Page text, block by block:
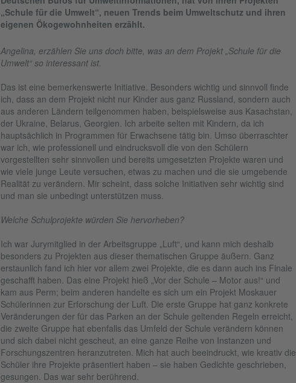
„Schule für die Umwelt“, neuen Trends beim Umweltschutz und ihren
eigenen Ökogewohnheiten erzählt.
Angelina, erzählen Sie uns doch bitte, was an dem Projekt „Schule für die
Umwelt“ so interessant ist.
Das ist eine bemerkenswerte Initiative. Besonders wichtig und sinnvoll finde
ich, dass an dem Projekt nicht nur Kinder aus ganz Russland, sondern auch
aus anderen Ländern teilgenommen haben, beispielsweise aus Kasachstan,
der Ukraine, Belarus, Georgien. Ich arbeite selten mit Kindern, da ich
hauptsächlich in Programmen für Erwachsene tätig bin. Umso überraschter
war ich, wie professionell und eindrucksvoll die von den Schülern
vorgestellten sehr sinnvollen und bereits umgesetzten Projekte waren und
wie viele junge Leute versuchen, etwas zu machen und die sie umgebende
Realität zu verändern. Mir scheint, dass solche Initiativen sehr wichtig sind
und man sie unbedingt unterstützen muss.
Welche Schulprojekte würden Sie hervorheben?
Ich war Jurymitglied in der Arbeitsgruppe „Luft“, und kann mich deshalb
besonders zu Projekten aus dieser thematischen Gruppe äußern. Ganz
erstaunlich fand ich hier vor allem zwei Projekte, die es dann auch ins Finale
geschafft haben. Das eine Projekt hieß „Vor der Schule – Motor aus!“ und
kam aus Perm; beim anderen handelte es sich um ein Projekt Moskauer
Schülerinnen zur Erforschung der Luft. Die erste Gruppe hat ganz konkrete
Veränderungen der für das Parken an der Schule geltenden Regeln erreicht,
die zweite Gruppe hat ebenfalls das Umfeld der Schule verändern können
und sich dabei nicht gescheut, an eine ganze Reihe von Instanzen und
Forschungszentren heranzutreten. Mich hat auch beeindruckt, wie kreativ die
Schüler ihre Projekte präsentiert haben – sie haben Gedichte geschrieben,
gesungen. Das war sehr berührend.